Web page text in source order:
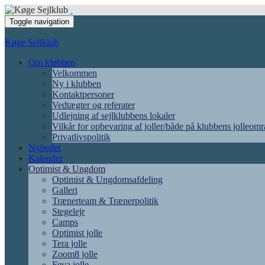
Toggle navigation
Køge Sejlklub
Om klubben
Velkommen
Ny i klubben
Kontaktpersoner
Vedtægter og referater
Udlejning af sejlklubbens lokaler
Vilkår for opbevaring af joller/både på klubbens
Privatlivspolitik
Nyheder
Kalender
Optimist & Ungdom
Optimist & Ungdomsafdeling
Galleri
Trænerteam & Trænerpolitik
Stegelejr
Camps
Optimist jolle
Tera jolle
Zoom8 jolle